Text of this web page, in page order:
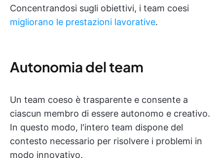
Concentrandosi sugli obiettivi, i team coesi
migliorano le prestazioni lavorative.
Autonomia del team
Un team coeso è trasparente e consente a
ciascun membro di essere autonomo e creativo.
In questo modo, l'intero team dispone del
contesto necessario per risolvere i problemi in
modo innovativo.